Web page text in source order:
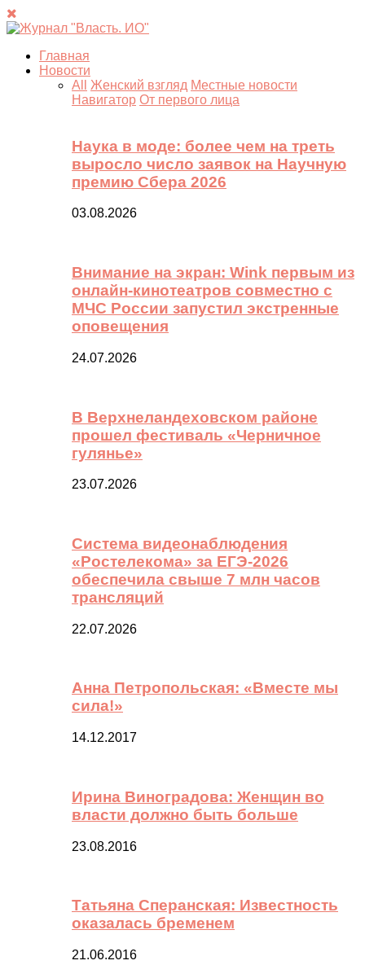
Главная
Новости
All
Женский взгляд Местные новости
Навигатор От первого лица
Наука в моде: более чем на треть
выросло число заявок на Научную
премию Сбера 2026
03.08.2026
Внимание на экран: Wink первым из
онлайн-кинотеатров совместно с
МЧС России запустил экстренные
оповещения
24.07.2026
В Верхнеландеховском районе
прошел фестиваль «Черничное
гулянье»
23.07.2026
Система видеонаблюдения
«Ростелекома» за ЕГЭ-2026
обеспечила свыше 7 млн часов
трансляций
22.07.2026
Анна Петропольская: «Вместе мы
сила!»
14.12.2017
Ирина Виноградова: Женщин во
власти должно быть больше
23.08.2016
Татьяна Сперанская: Известность
оказалась бременем
21.06.2016